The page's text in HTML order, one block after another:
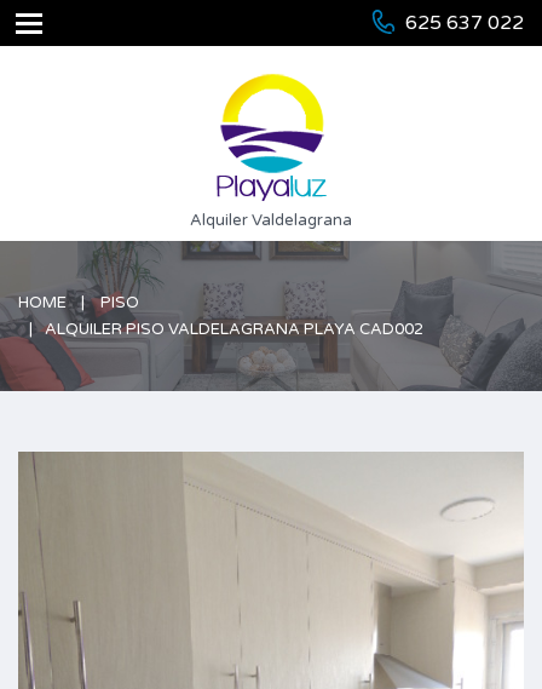
625 637 022
Alquiler Valdelagrana
HOME
PISO
ALQUILER PISO VALDELAGRANA PLAYA CAD002